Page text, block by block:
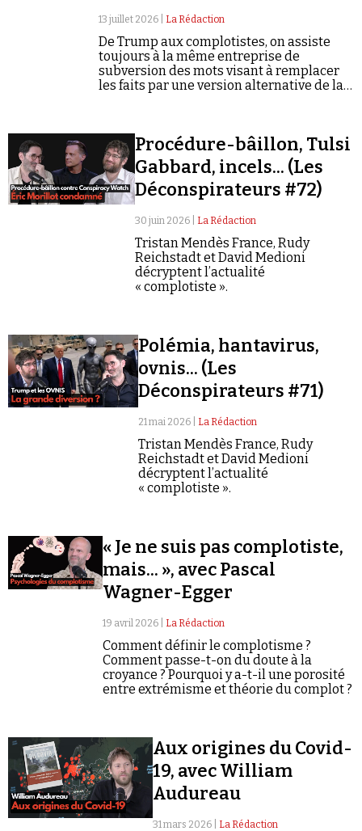
Demander à Vera
Se connecter
13 juillet 2026 | La Rédaction
De Trump aux complotistes, on assiste
toujours à la même entreprise de
subversion des mots visant à remplacer
les faits par une version alternative de la
Procédure-bâillon, Tulsi
Gabbard, incels... (Les
Déconspirateurs #72)
30 juin 2026 | La Rédaction
Tristan Mendès France, Rudy
Reichstadt et David Medioni
décryptent l’actualité
« complotiste ».
Polémia, hantavirus,
ovnis... (Les
Déconspirateurs #71)
21 mai 2026 | La Rédaction
Tristan Mendès France, Rudy
Reichstadt et David Medioni
décryptent l’actualité
« complotiste ».
« Je ne suis pas complotiste,
mais... », avec Pascal
Wagner-Egger
19 avril 2026 | La Rédaction
Comment définir le complotisme ?
Comment passe-t-on du doute à la
croyance ? Pourquoi y a-t-il une porosité
entre extrémisme et théorie du complot ?
Aux origines du Covid-
19, avec William
Audureau
31 mars 2026 | La Rédaction